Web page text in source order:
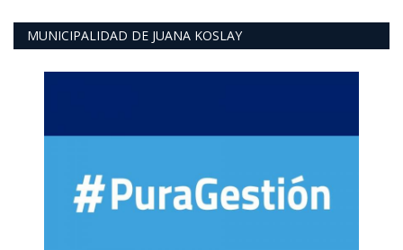
MUNICIPALIDAD DE JUANA KOSLAY